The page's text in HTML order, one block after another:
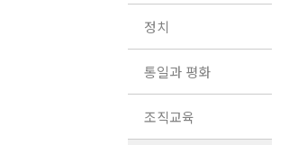
정치
통일과 평화
조직교육